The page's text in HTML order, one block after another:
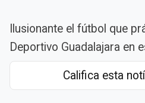
Ilusionante el fútbol que
Deportivo Guadalajara en
Califica esta